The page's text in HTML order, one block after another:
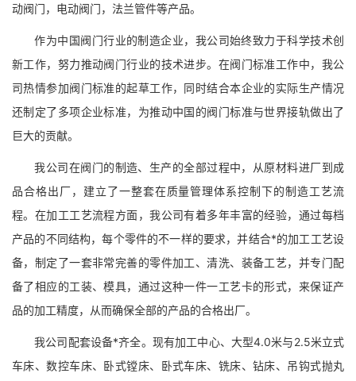
动阀门，电动阀门，法兰管件等产品。
作为中国阀门行业的制造企业，我公司始终致力于科学技术创
新工作，努力推动阀门行业的技术进步。在阀门标准工作中，我公
司热情参加阀门标准的起草工作，同时结合本企业的实际生产情况
还制定了多项企业标准，为推动中国的阀门标准与世界接轨做出了
巨大的贡献。
我公司在阀门的制造、生产的全部过程中，从原材料进厂到成
品合格出厂，建立了一整套在质量管理体系控制下的制造工艺流
程。在加工工艺流程方面，我公司有着多年丰富的经验，通过每档
产品的不同结构，每个零件的不一样的要求，并结合*的加工工艺设
备，制定了一套非常完善的零件加工、清洗、装备工艺，并专门配
备了相应的工装、模具，通过这种一件一工艺卡的形式，来保证产
品的加工精度，从而确保全部的产品的合格出厂。
我公司配套设备*齐全。现有加工中心、大型4.0米与2.5米立式
车床、数控车床、卧式镗床、卧式车床、铣床、钻床、吊钩式抛丸